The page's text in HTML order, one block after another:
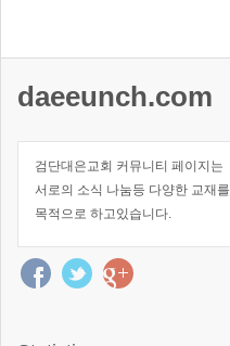
daeeunch.com
검단대은교회 커뮤니티 페이지는
서로의 소식 나눔등 다양한 교재를
목적으로 하고있습니다.